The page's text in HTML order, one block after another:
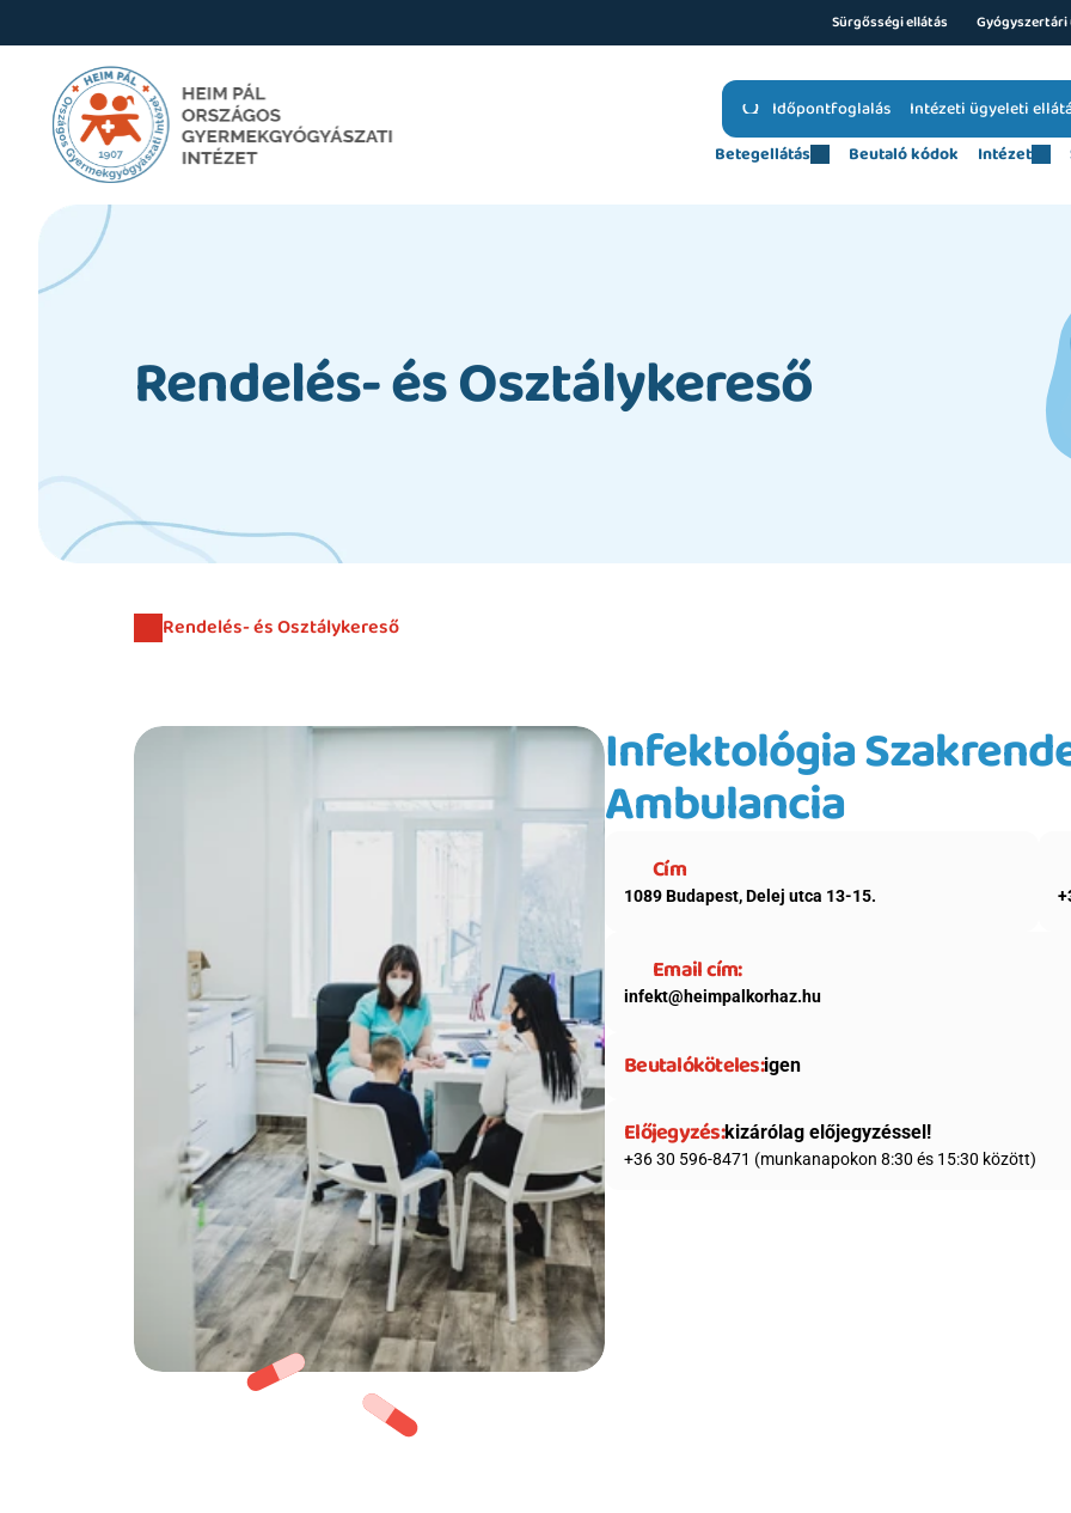
Sürgősségi ellátás Gyógyszertári
Időpontfoglalás Intézeti ügyeleti
Betegellátás
Beutaló kódok Intézet
Rendelés- és Osztálykereső
Rendelés- és Osztálykereső
Infektológia
Ambulancia
Cím
1089 Budapest, Delej utca 13-15.
Email cím:
infekt@heimpalkorhaz.hu
Beutalóköteles:igen
Előjegyzés:kizárólag előjegyzéssel!
+36 30 596-8471 (munkanapokon 8:30 és 15:30 között)